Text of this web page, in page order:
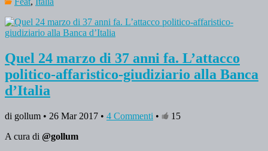
Quel 24 marzo di 37 anni fa. L’attacco
politico-affaristico-giudiziario alla Banca
d’Italia
di gollum • 26 Mar 2017 • 4 Commenti •
15
A cura di @gollum